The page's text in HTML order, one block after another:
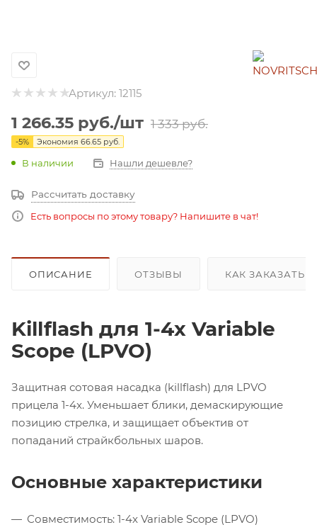
Артикул: 12115
1 266.35 руб./шт 1 333руб.
-5% Экономия 66.65 руб.
В наличии Нашли дешевле?
Рассчитать доставку
Есть вопросы по этому товару? Напишите в чат!
ОПИСАНИЕ ОТЗЫВЫ КАК ЗАКАЗАТЬ
Killflash для 1-4x Variable
Scope (LPVO)
Защитная сотовая насадка (killflash) для LPVO
прицела 1-4x. Уменьшает блики, демаскирующие
позицию стрелка, и защищает объектив от
попаданий страйкбольных шаров.
Основные характеристики
Совместимость: 1-4x Variable Scope (LPVO)